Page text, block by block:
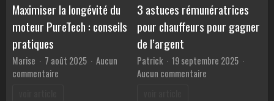
banques
?
Maximiser la longévité du
moteur PureTech : conseils
pratiques
Marise 7 août 2025
Aucun
commentaire
3 astuces rémunératrices
pour chauffeurs pour gagner
de l’argent
Patrick
19 septembre 2025
Aucun commentaire